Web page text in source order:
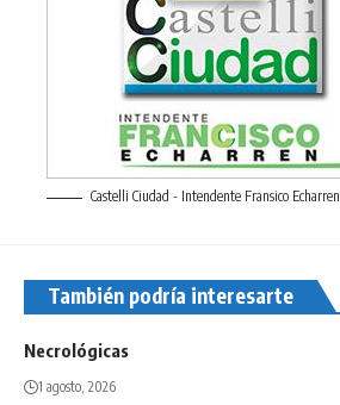
Castelli Ciudad - Intendente Fransico Echarren
También podría interesarte
Necrológicas
1 agosto, 2026